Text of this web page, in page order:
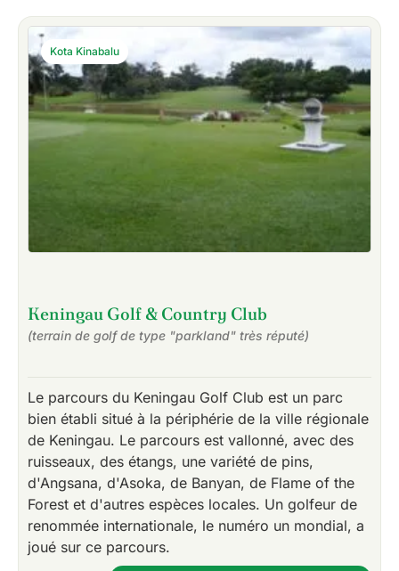
Keningau Golf & Country Club
(terrain de golf de type "parkland" très réputé)
Le parcours du Keningau Golf Club est un parc
bien établi situé à la périphérie de la ville régionale
de Keningau. Le parcours est vallonné, avec des
ruisseaux, des étangs, une variété de pins,
d'Angsana, d'Asoka, de Banyan, de Flame of the
Forest et d'autres espèces locales. Un golfeur de
renommée internationale, le numéro un mondial, a
joué sur ce parcours.
Kota Kinabalu